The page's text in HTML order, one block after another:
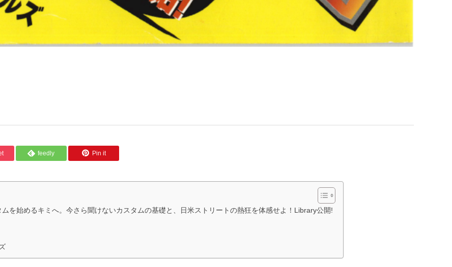
feedly Pin it
を始めるキミへ。今さら聞けないカスタムの基礎と、日米ストリートの熱狂を体感せよ！Library公開!